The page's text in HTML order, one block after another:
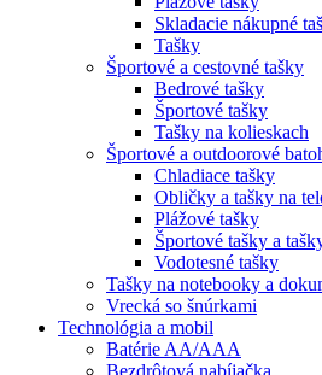
Skladacie nákupné
Tašky
Športové a cestovné tašky
Bedrové tašky
Športové tašky
Tašky na kolieskach
Športové a outdoorové
Chladiace tašky
Obličky a tašky na
Plážové tašky
Športové tašky a
Vodotesné tašky
Tašky na notebooky a
Vrecká so šnúrkami
Technológia a mobil
Batérie AA/AAA
Bezdrôtová nabíjačka